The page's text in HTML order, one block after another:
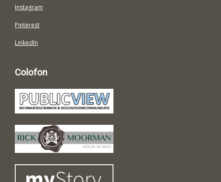
Instagram
Pinterest
LinkedIn
Colofon